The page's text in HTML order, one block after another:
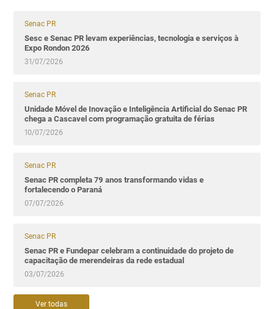
Senac PR
Sesc e Senac PR levam experiências, tecnologia e serviços à
Expo Rondon 2026
31/07/2026
Senac PR
Unidade Móvel de Inovação e Inteligência Artificial do Senac PR
chega a Cascavel com programação gratuita de férias
10/07/2026
Senac PR
Senac PR completa 79 anos transformando vidas e
fortalecendo o Paraná
07/07/2026
Senac PR
Senac PR e Fundepar celebram a continuidade do projeto de
capacitação de merendeiras da rede estadual
03/07/2026
Ver todas